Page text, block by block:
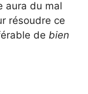
aura du mal
résoudre ce
de bien